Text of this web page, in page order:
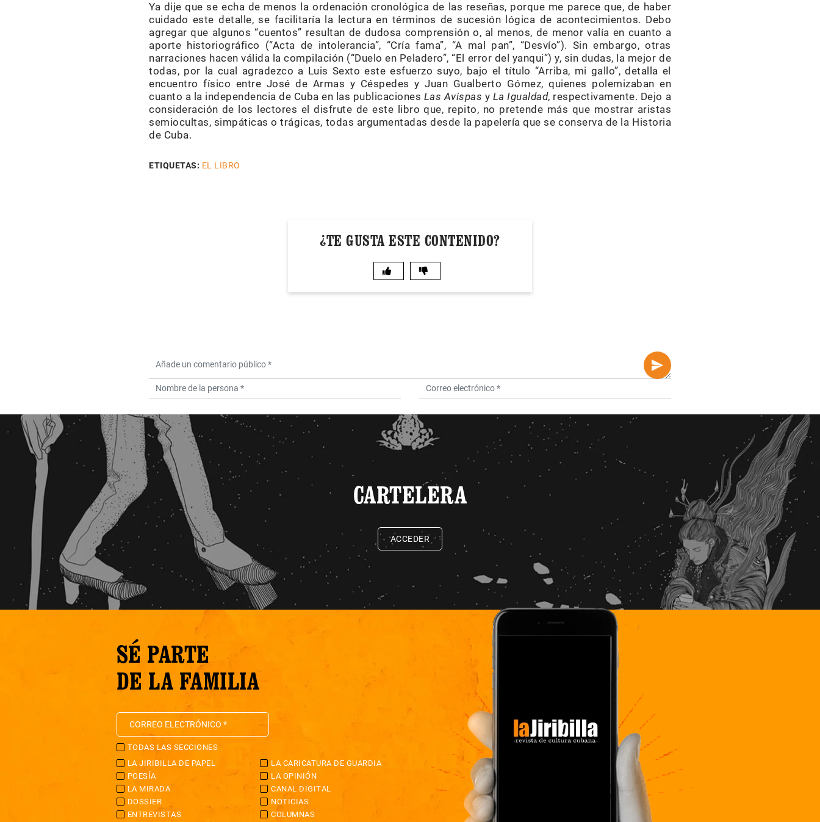
Ya dije que se echa de menos la ordenación cronológica de las reseñas, porque me parece que, de haber
cuidado este detalle, se facilitaría la lectura en términos de sucesión lógica de acontecimientos. Debo
agregar que algunos “cuentos” resultan de dudosa comprensión o, al menos, de menor valía en cuanto a
aporte historiográfico (“Acta de intolerancia”, “Cría fama”, “A mal pan”, “Desvío”). Sin embargo, otras
narraciones hacen válida la compilación (“Duelo en Peladero”, “El error del yanqui”) y, sin dudas, la mejor de
todas, por la cual agradezco a Luis Sexto este esfuerzo suyo, bajo el título “Arriba, mi gallo”, detalla el
encuentro físico entre José de Armas y Céspedes y Juan Gualberto Gómez, quienes polemizaban en
cuanto a la independencia de Cuba en las publicaciones Las Avispas y La Igualdad, respectivamente. Dejo a
consideración de los lectores el disfrute de este libro que, repito, no pretende más que mostrar aristas
semiocultas, simpáticas o trágicas, todas argumentadas desde la papelería que se conserva de la Historia
de Cuba.
ETIQUETAS: EL LIBRO
¿TE GUSTA ESTE CONTENIDO?
CARTELERA
ACCEDER
SÉ PARTE
DE LA FAMILIA
TODAS LAS SECCIONES
LA JIRIBILLA DE PAPEL
LA CARICATURA DE GUARDIA
POESÍA
LA OPINIÓN
LA MIRADA
CANAL DIGITAL
DOSSIER
NOTICIAS
ENTREVISTAS
COLUMNAS